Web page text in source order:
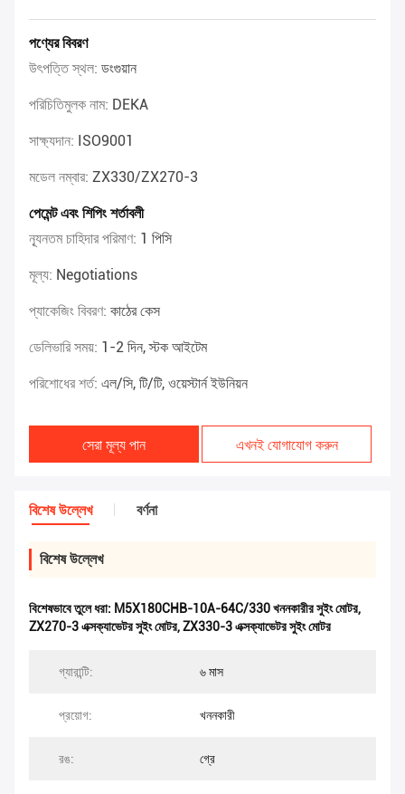
পণ্যের বিবরণ
উৎপত্তি স্থল: ডংগুয়ান
পরিচিতিমুলক নাম: DEKA
সাক্ষ্যদান: ISO9001
মডেল নম্বার: ZX330/ZX270-3
পেমেন্ট এবং শিপিং শর্তাবলী
ন্যূনতম চাহিদার পরিমাণ: 1 পিসি
মূল্য: Negotiations
প্যাকেজিং বিবরণ: কাঠের কেস
ডেলিভারি সময়: 1-2 দিন, স্টক আইটেম
পরিশোধের শর্ত: এল/সি, টি/টি, ওয়েস্টার্ন ইউনিয়ন
সেরা মূল্য পান এখনই যোগাযোগ করুন
বিশেষ উল্লেখ বর্ণনা
বিশেষ উল্লেখ
বিশেষভাবে তুলে ধরা: M5X180CHB-10A-64C/330 খননকারীর সুইং মোটর,
ZX270-3 এক্সক্যাভেটর সুইং মোটর,ZX330-3 এক্সক্যাভেটর সুইং মোটর
গ্যারান্টি: ৬ মাস
প্রয়োগ: খননকারী
রঙ: গ্রে